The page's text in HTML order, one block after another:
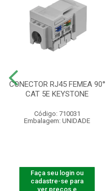
CONECTOR RJ45 FEMEA 90°
CAT 5E KEYSTONE
Código: 710031
Embalagem: UNIDADE
Faça seu login ou
cadastre-se para
ver preços e